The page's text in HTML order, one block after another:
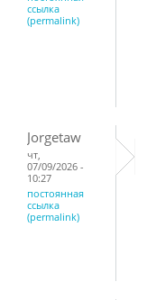
ссылка
(permalink)
Jorgetaw
чт,
07/09/2026 -
10:27
постоянная
ссылка
(permalink)